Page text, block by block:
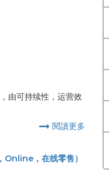
由可持续性，运营效
閱讀更多
Online，在线零售）